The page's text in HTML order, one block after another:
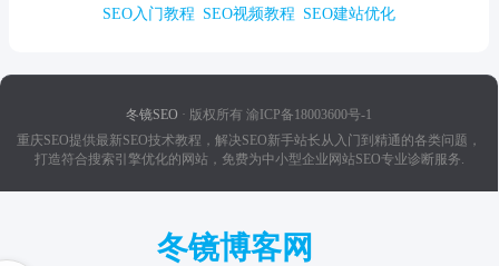
SEO入门教程 SEO视频教程 SEO建站优化
冬镜SEO · 版权所有 渝ICP备18003600号-1
重庆SEO提供最新SEO技术教程，解决SEO新手站长从入门到精通的各类问题，
打造符合搜索引擎优化的网站，免费为中小型企业网站SEO专业诊断服务.
冬镜博客网